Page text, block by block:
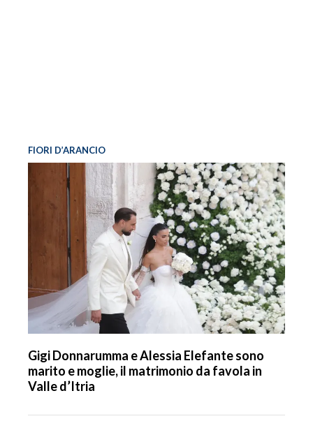
FIORI D’ARANCIO
Gigi Donnarumma e Alessia Elefante sono
marito e moglie, il matrimonio da favola in
Valle d’Itria